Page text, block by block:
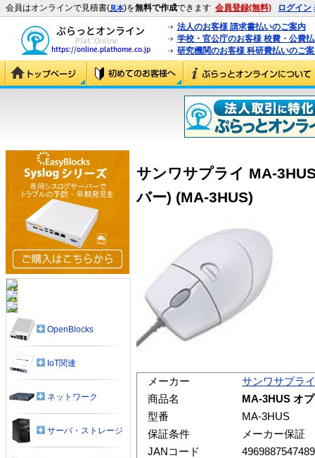
会員はオンラインで見積書(見本)を無料で作成できます 会員登録(無料) ログイン
法人のお客様 請求書払いのご案内
学校・官公庁のお客様 校費・公費
研究機関のお客様 科研費払いのご
サンワサプライ MA-
バー) (MA-3HUS)
メーカー
サンワサプライ
商品名
MA-3HUS オ
型番
MA-3HUS
保証条件
メーカー保証
JANコード
4969887547489
OpenBlocks
IoT関連
ネットワーク
サーバ・ストレージ